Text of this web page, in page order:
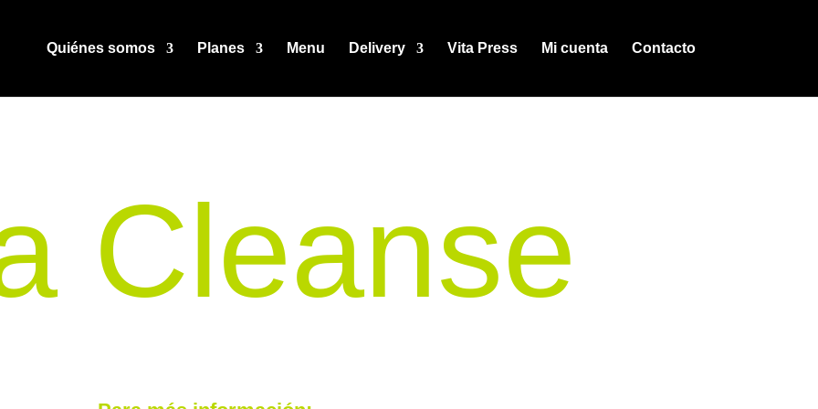
Quiénes somos Planes Menu Delivery Vita Press Mi cuenta Contacto
Cleanse